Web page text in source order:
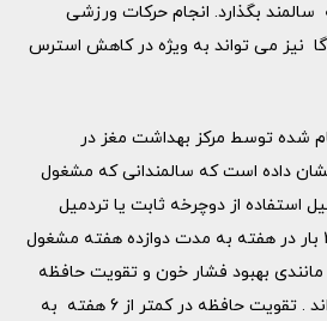
سالمند بگذارد. انجام حرکات ورزشی
نیز می تواند به ویژه در کاهش استرس
شده توسط مرکز بهداشت مغز در
داده است كه سالمندانی که مشغول
استفاده از دوچرخه ثابت یا تردمیل
فقط 1 ساعت و به تعداد 3 بار در هفته به مدت دوازده هفته مشغول
مانندی بهبود فشار خون و تقویت حافظه
در سالمندان را تشان داده اند . تقویت حافظه در کمتر از 6 هفته به